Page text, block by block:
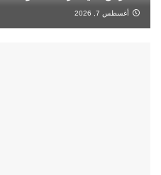
أغسطس 7, 2026